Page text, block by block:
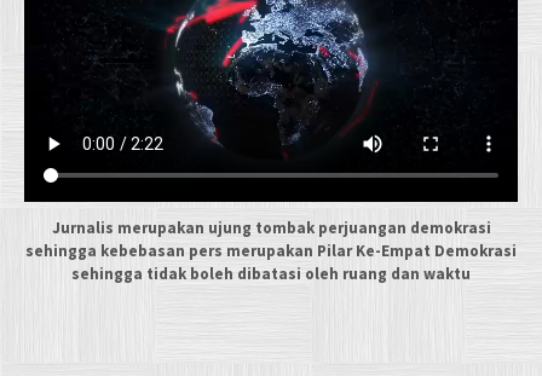
Jurnalis merupakan ujung tombak perjuangan demokrasi
sehingga kebebasan pers merupakan Pilar Ke-Empat Demokrasi
sehingga tidak boleh dibatasi oleh ruang dan waktu